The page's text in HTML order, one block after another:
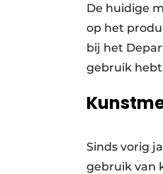
De huidige
op het
bij het
gebruik
Sinds vorig
gebruik van